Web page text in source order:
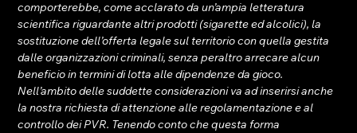
comporterebbe, come acclarato da un’ampia letteratura
scientifica riguardante altri prodotti (sigarette ed alcolici), la
sostituzione dell’offerta legale sul territorio con quella gestita
dalle organizzazioni criminali, senza peraltro arrecare alcun
beneficio in termini di lotta alle dipendenze da gioco.
Nell’ambito delle suddette considerazioni va ad inserirsi anche
la nostra richiesta di attenzione alle regolamentazione e al
controllo dei PVR. Tenendo conto che questa forma